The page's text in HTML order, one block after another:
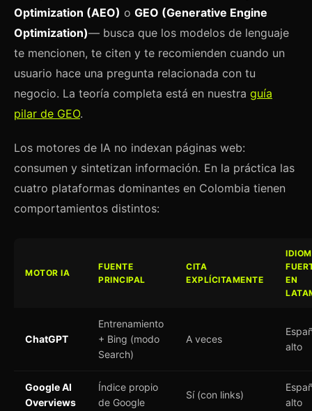
Optimization (AEO) o GEO (Generative Engine
Optimization)— busca que los modelos de lenguaje
te mencionen, te citen y te recomienden cuando un
usuario hace una pregunta relacionada con tu
negocio. La teoría completa está en nuestra guía
pilar de GEO.
Los motores de IA no indexan páginas web:
consumen y sintetizan información. En la práctica las
cuatro plataformas dominantes en Colombia tienen
comportamientos distintos:
MOTOR IA
FUENTE
PRINCIPAL
CITA
EXPLÍCITAMENTE
EN
ChatGPT
Entrenamiento
+ Bing (modo
Search)
A veces
alto
Google AI
Overviews
Índice propio
de Google
Sí (con links)
alto